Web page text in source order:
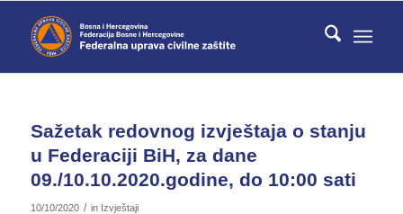
Sažetak redovnog izvještaja o stanju
u Federaciji BiH, za dane
09./10.10.2020.godine, do 10:00 sati
10/10/2020 / in Izvještaji